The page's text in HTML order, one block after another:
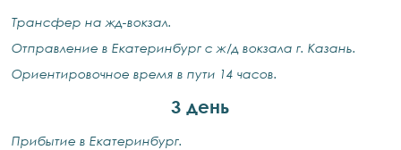
Трансфер на жд-вокзал.
Отправление в Екатеринбург с ж/д вокзала г. Казань.
Ориентировочное время в пути 14 часов.
3 день
Прибытие в Екатеринбург.